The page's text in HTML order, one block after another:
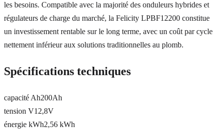
les besoins. Compatible avec la majorité des onduleurs hybrides et
régulateurs de charge du marché, la Felicity LPBF12200 constitue
un investissement rentable sur le long terme, avec un coût par cycle
nettement inférieur aux solutions traditionnelles au plomb.
Spécifications techniques
capacité Ah200Ah
tension V12,8V
énergie kWh2,56 kWh